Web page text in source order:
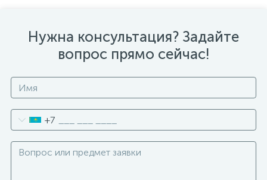
Нужна консультация? Задайте
вопрос прямо сейчас!
+7